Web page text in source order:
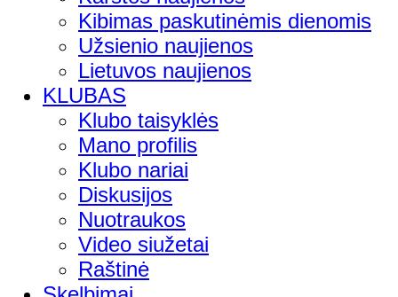
Kibimas paskutinėmis dienomis
Užsienio naujienos
Lietuvos naujienos
KLUBAS
Klubo taisyklės
Mano profilis
Klubo nariai
Diskusijos
Nuotraukos
Video siužetai
Raštinė